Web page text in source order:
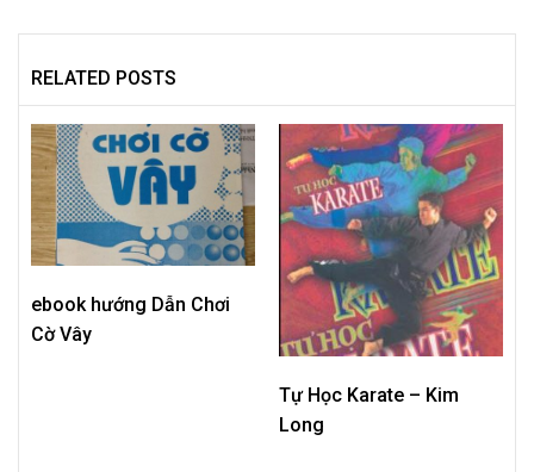
RELATED POSTS
ebook hướng Dẫn Chơi
Cờ Vây
Tự Học Karate – Kim
Long